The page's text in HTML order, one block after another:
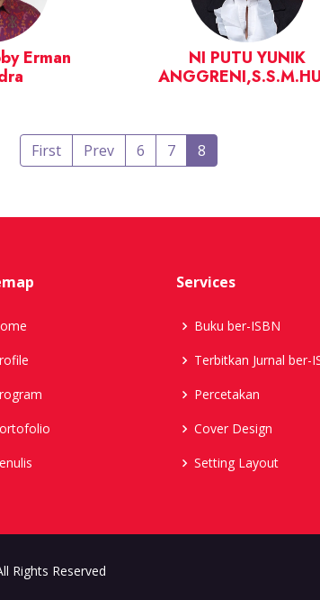
Erman
NI PUTU YUNIK
First Prev 6 7 8
Services
Buku ber-ISBN
Terbitkan Jurnal ber-
Percetakan
Cover Design
Setting Layout
Rights Reserved